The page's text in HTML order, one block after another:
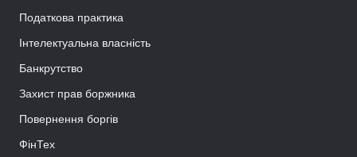
Податкова практика
Інтелектуальна власність
Банкрутство
Захист прав боржника
Повернення боргів
ФінТех